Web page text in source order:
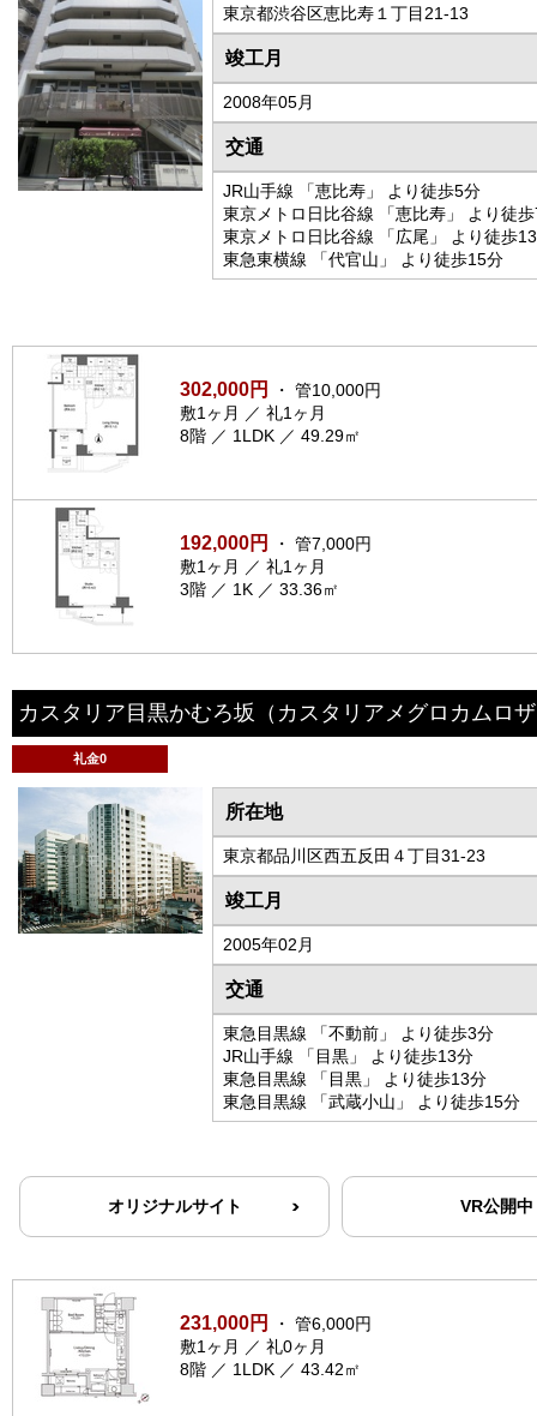
東京都渋谷区恵比寿１丁目21-13
竣工月
2008年05月
交通
JR山手線 「恵比寿」 より徒歩5分
東京メトロ日比谷線 「恵比寿」 より徒
東京メトロ日比谷線 「広尾」 より徒歩
東急東横線 「代官山」 より徒歩15分
302,000円
・ 管10,000円
敷1ヶ月 ／ 礼1ヶ月
8階 ／ 1LDK ／ 49.29㎡
192,000円
・ 管7,000円
敷1ヶ月 ／ 礼1ヶ月
3階 ／ 1K ／ 33.36㎡
カスタリア目黒かむろ坂 （カスタリアメグロカムロ
礼金0
所在地
東京都品川区西五反田４丁目31-23
竣工月
2005年02月
交通
東急目黒線 「不動前」 より徒歩3分
JR山手線 「目黒」 より徒歩13分
東急目黒線 「目黒」 より徒歩13分
東急目黒線 「武蔵小山」 より徒歩15分
オリジナルサイト VR公開中
231,000円
・ 管6,000円
敷1ヶ月 ／ 礼0ヶ月
8階 ／ 1LDK ／ 43.42㎡